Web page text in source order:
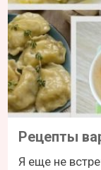
Рецепты
Я еще не